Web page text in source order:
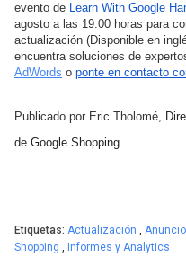
evento de Learn With Google
agosto a las 19:00 horas para
actualización (Disponible en
encuentra soluciones de
AdWords o ponte en contacto
Publicado por Eric Tholomé,
de Google Shopping
Etiquetas: Actualización ,
Shopping , Informes y Analytics